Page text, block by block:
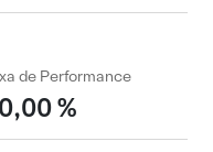
de Performance
%